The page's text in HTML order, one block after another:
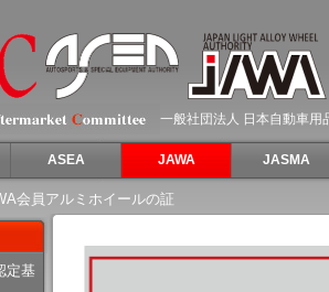
一般社団法人 日本自動車用
ASEA JAWA JASMA
会員アルミホイールの証
定基